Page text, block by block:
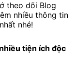
theo dõi Blog
nhiều thông tin
nhé!
tiện ích độc